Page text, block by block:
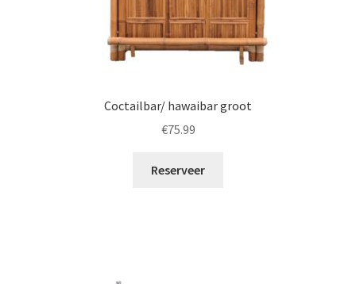
Coctailbar/ hawaibar groot
€75.99
Reserveer